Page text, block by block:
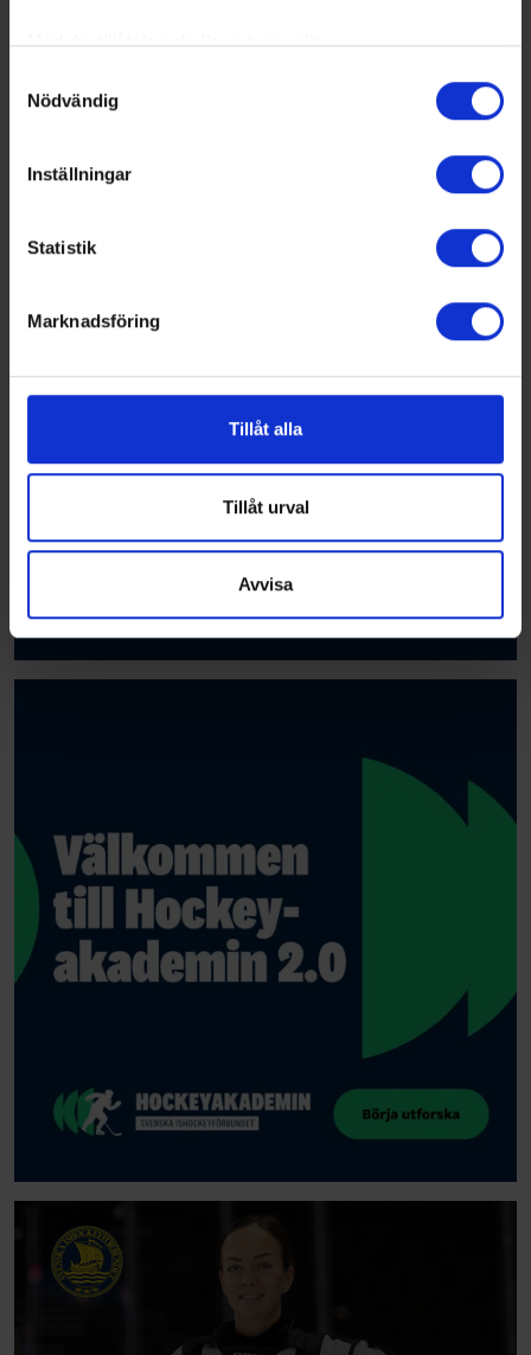
Med din tillåtelse skulle vi även vilja:
som kan ha en noggrannhet på upp till flera meter
Ta reda på mer om hur dina personliga uppgifter
Du kan ändra eller dra tillbaka ditt samtycke när som
Vi använder enhetsidentifierare för att anpassa innehållet
för sociala medier och analysera vår trafik. Vi
vidarebefordrar även sådana identifierare och annan
annons- och analysföretag som vi samarbetar med.
Dessa kan i sin tur kombinera informationen med annan
samlat in när du har använt deras tjänster.
Nödvändig
Inställningar
Statistik
Marknadsföring
Tillåt alla
Tillåt urval
Avvisa
Internationella ishockeyförbundet. – Jag är glad att svensk
ShareFacebook